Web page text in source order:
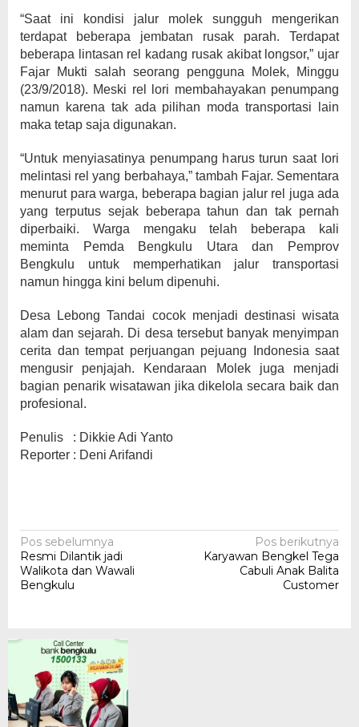
“Saat ini kondisi jalur molek sungguh mengerikan
terdapat beberapa jembatan rusak parah. Terdapat
beberapa lintasan rel kadang rusak akibat longsor,” ujar
Fajar Mukti salah seorang pengguna Molek, Minggu
(23/9/2018). Meski rel lori membahayakan penumpang
namun karena tak ada pilihan moda transportasi lain
maka tetap saja digunakan.
“Untuk menyiasatinya penumpang harus turun saat lori
melintasi rel yang berbahaya,” tambah Fajar. Sementara
menurut para warga, beberapa bagian jalur rel juga ada
yang terputus sejak beberapa tahun dan tak pernah
diperbaiki. Warga mengaku telah beberapa kali
meminta Pemda Bengkulu Utara dan Pemprov
Bengkulu untuk memperhatikan jalur transportasi
namun hingga kini belum dipenuhi.
Desa Lebong Tandai cocok menjadi destinasi wisata
alam dan sejarah. Di desa tersebut banyak menyimpan
cerita dan tempat perjuangan pejuang Indonesia saat
mengusir penjajah. Kendaraan Molek juga menjadi
bagian penarik wisatawan jika dikelola secara baik dan
profesional.
Penulis : Dikkie Adi Yanto
Reporter : Deni Arifandi
Navigasi
pos
Pos sebelumnya
Resmi Dilantik jadi
Walikota dan Wawali
Bengkulu
Pos berikutnya
Karyawan Bengkel Tega
Cabuli Anak Balita
Customer